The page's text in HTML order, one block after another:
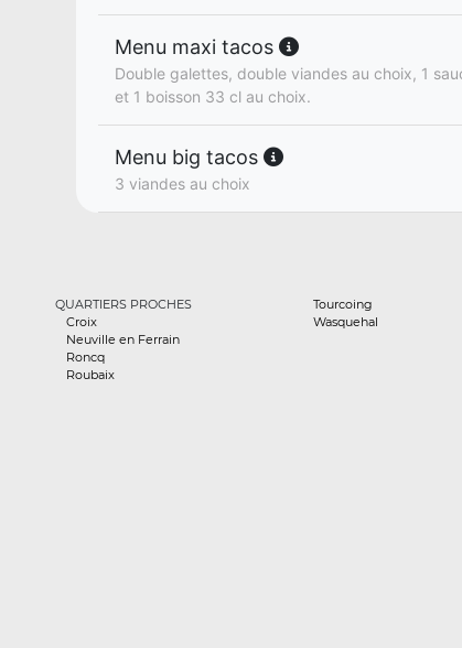
Menu maxi tacos
Double galettes, double viandes au choix, 1
et 1 boisson 33 cl au choix.
Menu big tacos
3 viandes au choix
QUARTIERS PROCHES
Croix
Neuville en Ferrain
Roncq
Roubaix
Tourcoing
Wasquehal